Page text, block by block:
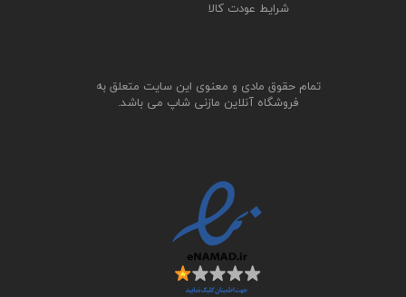
تمام حقوق مادی و معنوی این سایت متعلق به
فروشگاه آنلاین مازنی شاپ می باشد.
شرایط عودت کالا